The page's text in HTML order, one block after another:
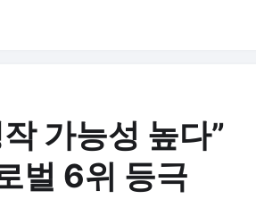
가능성 높다”
벌 6위 등극